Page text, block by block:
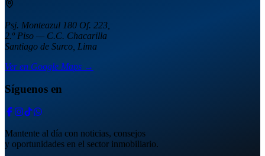
Psj. Monteazul 180 Of. 223,
2.º Piso — C.C. Chacarilla
Santiago de Surco, Lima
Ver en Google Maps →
Síguenos en
Mantente al día con noticias, consejos
y oportunidades en el sector inmobiliario.